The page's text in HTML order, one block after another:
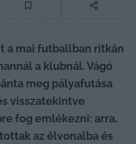
a mai futballban ritkán
a klubnál. Vágó
meg pályafutása
visszatekintve
fog emlékezni: arra,
az élvonalba és